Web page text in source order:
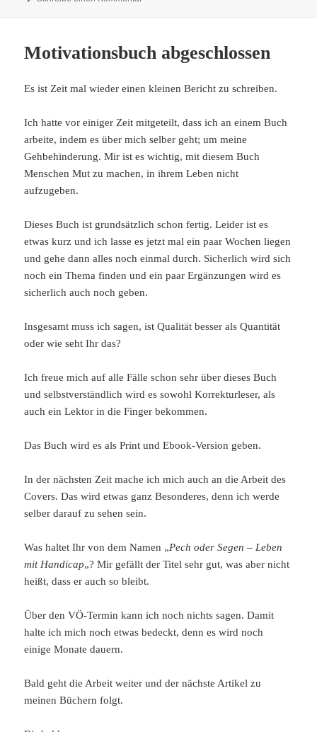
Motivationsbuch abgeschlossen
Es ist Zeit mal wieder einen kleinen Bericht zu schreiben.
Ich hatte vor einiger Zeit mitgeteilt, dass ich an einem Buch
arbeite, indem es über mich selber geht; um meine
Gehbehinderung. Mir ist es wichtig, mit diesem Buch
Menschen Mut zu machen, in ihrem Leben nicht
aufzugeben.
Dieses Buch ist grundsätzlich schon fertig. Leider ist es
etwas kurz und ich lasse es jetzt mal ein paar Wochen liegen
und gehe dann alles noch einmal durch. Sicherlich wird sich
noch ein Thema finden und ein paar Ergänzungen wird es
sicherlich auch noch geben.
Insgesamt muss ich sagen, ist Qualität besser als Quantität
oder wie seht Ihr das?
Ich freue mich auf alle Fälle schon sehr über dieses Buch
und selbstverständlich wird es sowohl Korrekturleser, als
auch ein Lektor in die Finger bekommen.
Das Buch wird es als Print und Ebook-Version geben.
In der nächsten Zeit mache ich mich auch an die Arbeit des
Covers. Das wird etwas ganz Besonderes, denn ich werde
selber darauf zu sehen sein.
Was haltet Ihr von dem Namen „Pech oder Segen – Leben
mit Handicap„? Mir gefällt der Titel sehr gut, was aber nicht
heißt, dass er auch so bleibt.
Über den VÖ-Termin kann ich noch nichts sagen. Damit
halte ich mich noch etwas bedeckt, denn es wird noch
einige Monate dauern.
Bald geht die Arbeit weiter und der nächste Artikel zu
meinen Büchern folgt.